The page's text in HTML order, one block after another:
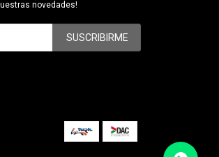
novedades!
SUSCRIBIRME